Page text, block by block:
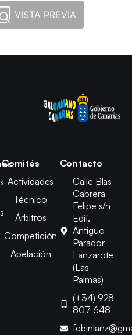
VISTA PREVIA
Comités
Actividades
Técnico
Árbitros
Competición
Apelación
Contacto
Calle Blas
Cabrera
Felipe s/n
Edif.
Antiguo
Parador
Lanzarote
(Las
Palmas)
(+34) 928
807 648